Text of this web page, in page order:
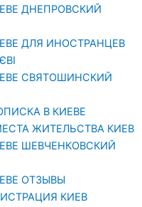
ДНЕПРОВСКИЙ
ДЛЯ ИНОСТРАНЦЕВ
СВЯТОШИНСКИЙ
В КИЕВЕ
ЖИТЕЛЬСТВА КИЕВ
ШЕВЧЕНКОВСКИЙ
ОТЗЫВЫ
КИЕВ